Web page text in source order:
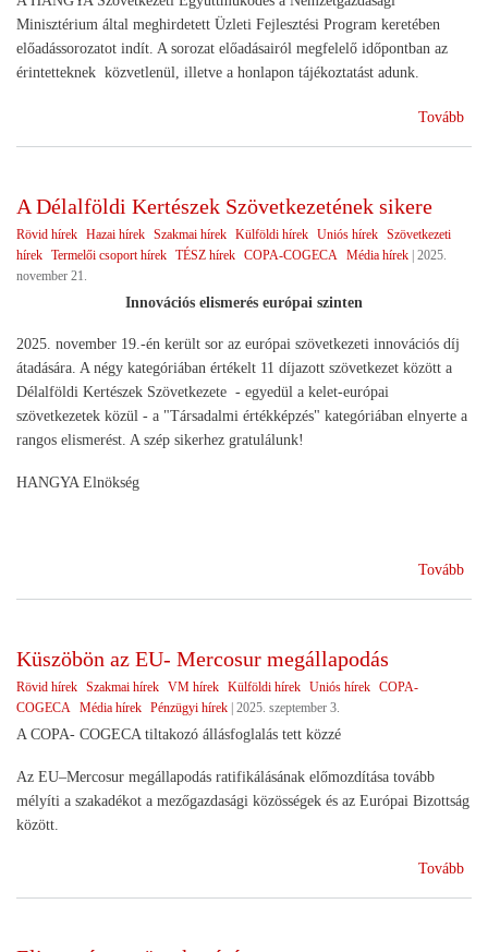
Minisztérium által meghirdetett Üzleti Fejlesztési Program keretében
előadássorozatot indít. A sorozat előadásairól megfelelő időpontban az
érintetteknek közvetlenül, illetve a honlapon tájékoztatást adunk.
Tovább
A Délalföldi Kertészek Szövetkezetének sikere
Rövid hírek Hazai hírek Szakmai hírek Külföldi hírek Uniós hírek Szövetkezeti
hírek Termelői csoport hírek TÉSZ hírek COPA-COGECA Média hírek | 2025.
november 21.
Innovációs elismerés európai szinten
2025. november 19.-én került sor az európai szövetkezeti innovációs díj
átadására. A négy kategóriában értékelt 11 díjazott szövetkezet között a
Délalföldi Kertészek Szövetkezete - egyedül a kelet-európai
szövetkezetek közül - a "Társadalmi értékképzés" kategóriában elnyerte a
rangos elismerést. A szép sikerhez gratulálunk!
HANGYA Elnökség
Tovább
Küszöbön az EU- Mercosur megállapodás
Rövid hírek Szakmai hírek VM hírek Külföldi hírek Uniós hírek COPA-
COGECA
Média hírek Pénzügyi hírek | 2025. szeptember 3.
A COPA- COGECA tiltakozó állásfoglalás tett közzé
Az EU–Mercosur megállapodás ratifikálásának előmozdítása tovább
mélyíti a szakadékot a mezőgazdasági közösségek és az Európai Bizottság
között.
Tovább